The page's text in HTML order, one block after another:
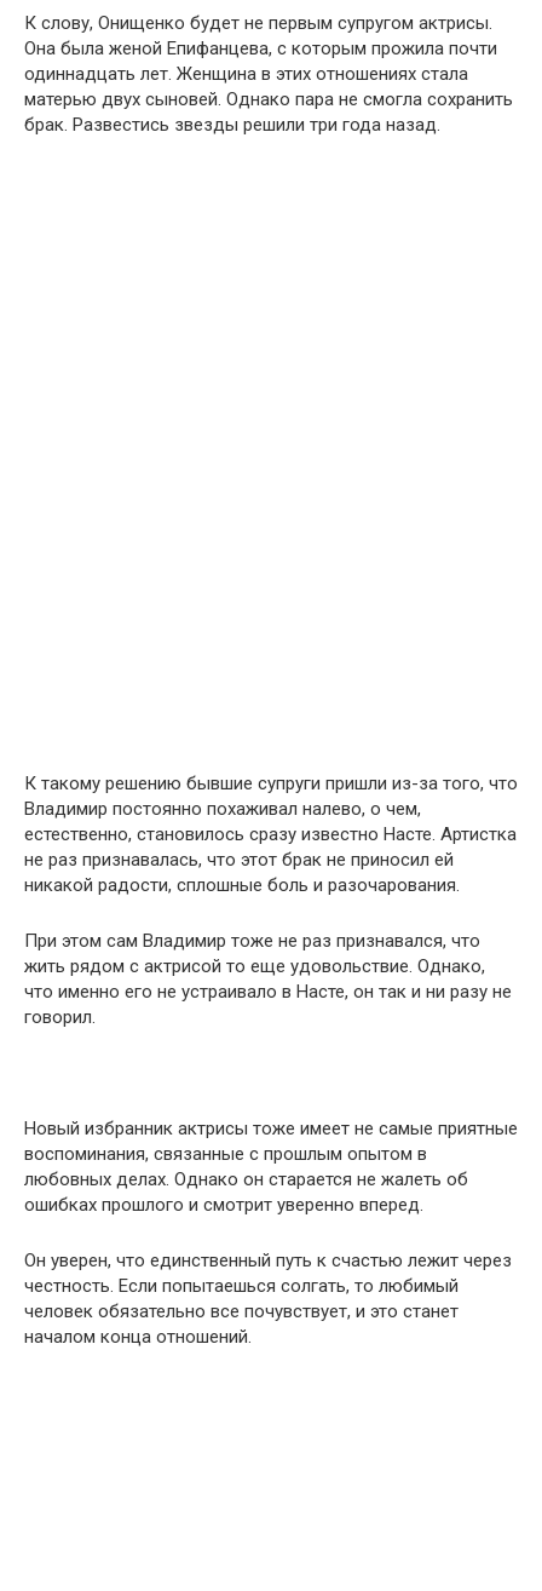
К слову, Онищенко будет не первым супругом актрисы.
Она была женой Епифанцева, с которым прожила почти
одиннадцать лет. Женщина в этих отношениях стала
матерью двух сыновей. Однако пара не смогла сохранить
брак. Развестись звезды решили три года назад.
К такому решению бывшие супруги пришли из-за того, что
Владимир постоянно похаживал налево, о чем,
естественно, становилось сразу известно Насте. Артистка
не раз признавалась, что этот брак не приносил ей
никакой радости, сплошные боль и разочарования.
При этом сам Владимир тоже не раз признавался, что
жить рядом с актрисой то еще удовольствие. Однако,
что именно его не устраивало в Насте, он так и ни разу не
говорил.
Новый избранник актрисы тоже имеет не самые приятные
воспоминания, связанные с прошлым опытом в
любовных делах. Однако он старается не жалеть об
ошибках прошлого и смотрит уверенно вперед.
Он уверен, что единственный путь к счастью лежит через
честность. Если попытаешься солгать, то любимый
человек обязательно все почувствует, и это станет
началом конца отношений.